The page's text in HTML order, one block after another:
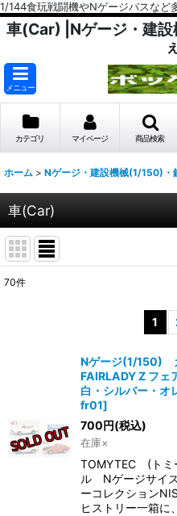
1/144食玩戦闘機やNゲージバスなど
車(Car) |Nゲージ・建
メニュー
カテゴリ マイページ 商品検索
ホーム > Nゲージ・建設機械(1/150)・
車(Car)
70件
1
Nゲージ(1/150)
FAIRLADY Z フェ
白・シルバー・
fr01]
700円(税込)
在庫×
TOMYTEC (トミ
ル Nゲージサイ
ーコレクション
ヒストリー一箱